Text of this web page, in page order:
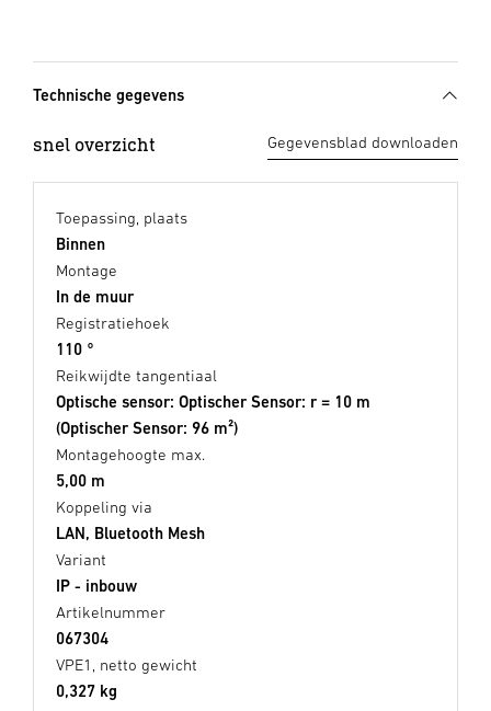
Technische gegevens
snel overzicht Gegevensblad downloaden
Toepassing, plaats
Binnen
Montage
In de muur
Registratiehoek
110 °
Reikwijdte tangentiaal
Optische sensor: Optischer Sensor: r = 10 m
(Optischer Sensor: 96 m²)
Montagehoogte max.
5,00 m
Koppeling via
LAN, Bluetooth Mesh
Variant
IP - inbouw
Artikelnummer
067304
VPE1, netto gewicht
0,327 kg